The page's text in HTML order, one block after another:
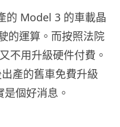
的 Model 3 的車載晶
的運算。而按照法院
不用升級硬件付費。
產的舊車免費升級
個好消息。